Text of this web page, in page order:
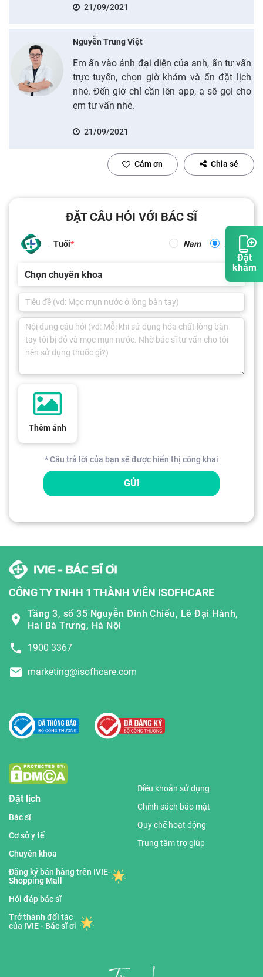
Đặt
khám
21/09/2021
Nguyễn Trung Việt
Em ấn vào ảnh đại diện của anh, ấn tư vấn
trực tuyến, chọn giờ khám và ấn đặt lịch
nhé. Đến giờ chỉ cần lên app, a sẽ gọi cho
em tư vấn nhé.
21/09/2021
Cảm ơn Chia sẻ
ĐẶT CÂU HỎI VỚI BÁC SĨ
Tuổi Nam Nữ
Chọn chuyên khoa
Thêm ảnh
* Câu trả lời của bạn sẽ được hiển thị công khai
GỬI
CÔNG TY TNHH 1 THÀNH VIÊN ISOFHCARE
Tầng 3, số 35 Nguyễn Đình Chiểu, Lê Đại Hành,
Hai Bà Trưng, Hà Nội
1900 3367
marketing@isofhcare.com
Đặt lịch
Bác sĩ
Cơ sở y tế
Chuyên khoa
Đăng ký bán hàng trên IVIE-
Shopping Mall
Hỏi đáp bác sĩ
Trở thành đối tác
của IVIE - Bác sĩ ơi
Điều khoản sử dụng
Chính sách bảo mật
Quy chế hoạt động
Trung tâm trợ giúp